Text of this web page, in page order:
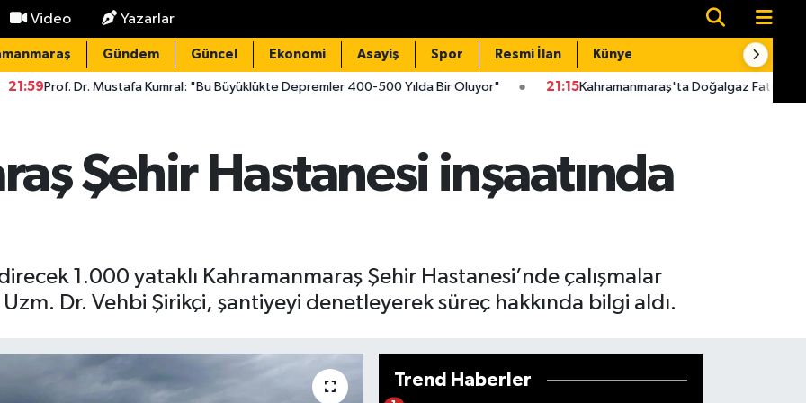
Video Yazarlar
Gündem Güncel Ekonomi Asayiş Spor Resmi İlan Künye
Kumral: "Bu Büyüklükte Depremler 400-500 Yılda Bir Oluyor" 21:15Kahramanmaraş'ta Doğalgaz Faturaları İçin Kritik
Şehir Hastanesi inşaatında
1.000 yataklı Kahramanmaraş Şehir Hastanesi’nde çalışmalar
Dr. Vehbi Şirikçi, şantiyeyi denetleyerek süreç hakkında bilgi aldı.
Trend Haberler